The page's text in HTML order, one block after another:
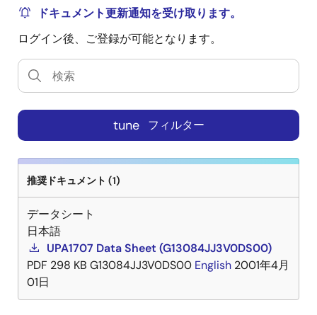
ドキュメント更新通知を受け取ります。
ログイン後、ご登録が可能となります。
tune フィルター
推奨ドキュメント (1)
データシート
日本語
UPA1707 Data Sheet (G13084JJ3V0DS00)
PDF 298 KB G13084JJ3V0DS00 English 2001年4月
01日